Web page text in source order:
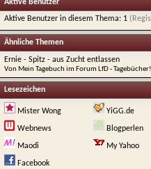
Aktive Benutzer
Aktive Benutzer in diesem Thema: 1
Ähnliche Themen
Ernie - Spitz - aus Zucht entlassen
Von Mein Tagebuch im Forum LfD - Tagebücher!
Lesezeichen
Mister Wong YiGG.de
Webnews Blogperlen
Maodi My Yahoo
Facebook